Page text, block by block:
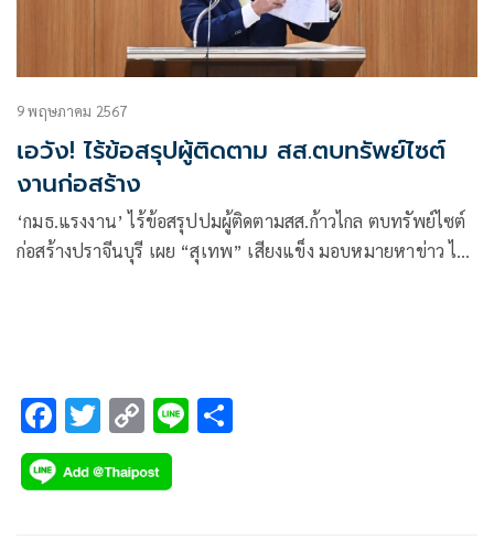
9 พฤษภาคม 2567
เอวัง! ไร้ข้อสรุปผู้ติดตาม สส.ตบทรัพย์ไซต์
งานก่อสร้าง
‘กมธ.แรงงาน’ ไร้ข้อสรุปปมผู้ติดตามสส.ก้าวไกล ตบทรัพย์ไซต์
ก่อสร้างปราจีนบุรี เผย “สุเทพ” เสียงแข็ง มอบหมายหาข่าว ไม่
F
ac
e
T
wi
tt
C
o
p
Li